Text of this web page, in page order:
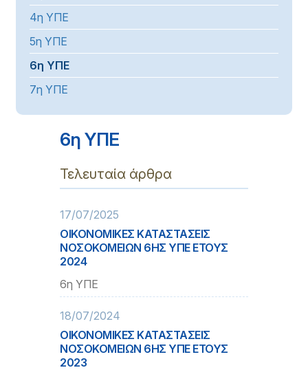
4η ΥΠΕ
5η ΥΠΕ
6η ΥΠΕ
7η ΥΠΕ
6η ΥΠΕ
Τελευταία άρθρα
17/07/2025
ΟΙΚΟΝΟΜΙΚΕΣ ΚΑΤΑΣΤΑΣΕΙΣ
ΝΟΣΟΚΟΜΕΙΩΝ 6ΗΣ ΥΠΕ ΕΤΟΥΣ
2024
6η ΥΠΕ
18/07/2024
ΟΙΚΟΝΟΜΙΚΕΣ ΚΑΤΑΣΤΑΣΕΙΣ
ΝΟΣΟΚΟΜΕΙΩΝ 6ΗΣ ΥΠΕ ΕΤΟΥΣ
2023